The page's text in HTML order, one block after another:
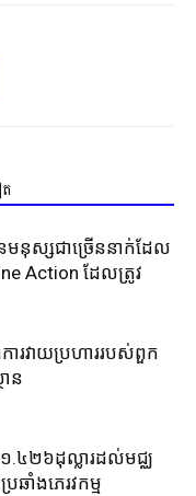
នុស្សជាច្រើននាក់ដែល
Action ដែលត្រូវ
រវាយប្រហាររបស់ពួក
ន
១.៤២៦ដុល្លារដល់មជ្ឈ
ាំងភេរវកម្ម